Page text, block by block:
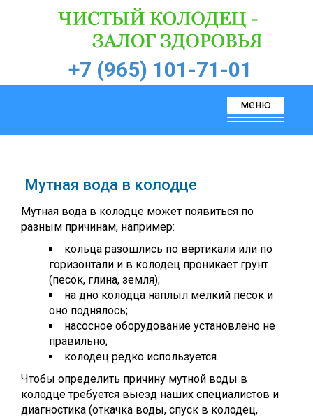
+7 (965) 101-71-01
меню
Toggle
navigation
Мутная вода в колодце
Мутная вода в колодце может появиться по
разным причинам, например:
кольца разошлись по вертикали или по
горизонтали и в колодец проникает грунт
(песок, глина, земля);
на дно колодца наплыл мелкий песок и
оно поднялось;
насосное оборудование установлено не
правильно;
колодец редко используется.
Чтобы определить причину мутной воды в
колодце требуется выезд наших специалистов и
диагностика (откачка воды, спуск в колодец,